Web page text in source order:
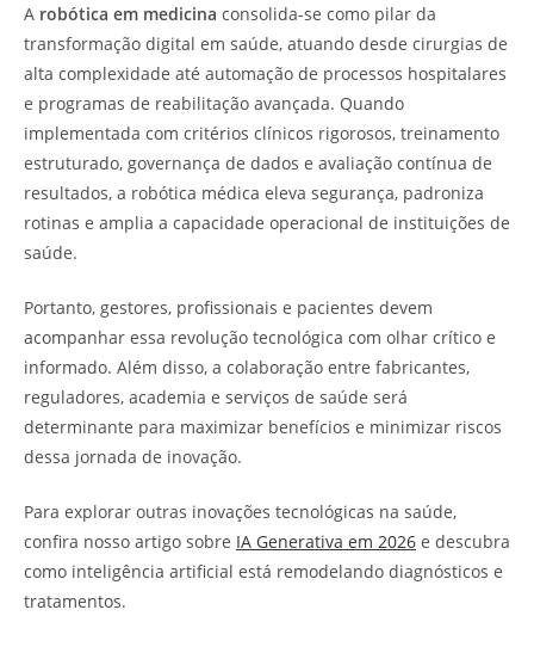
A robótica em medicina consolida-se como pilar da
transformação digital em saúde, atuando desde cirurgias de
alta complexidade até automação de processos hospitalares
e programas de reabilitação avançada. Quando
implementada com critérios clínicos rigorosos, treinamento
estruturado, governança de dados e avaliação contínua de
resultados, a robótica médica eleva segurança, padroniza
rotinas e amplia a capacidade operacional de instituições de
saúde.
Portanto, gestores, profissionais e pacientes devem
acompanhar essa revolução tecnológica com olhar crítico e
informado. Além disso, a colaboração entre fabricantes,
reguladores, academia e serviços de saúde será
determinante para maximizar benefícios e minimizar riscos
dessa jornada de inovação.
Para explorar outras inovações tecnológicas na saúde,
confira nosso artigo sobre IA Generativa em 2026 e descubra
como inteligência artificial está remodelando diagnósticos e
tratamentos.